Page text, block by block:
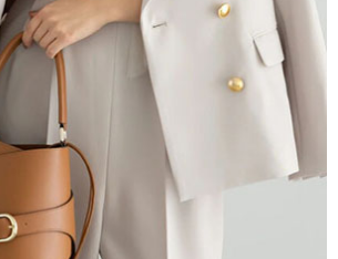
有限公司提供之「AFTEE先享後付」服務完成之交
圍內提供個人資料，並將交易相關給付款項請求債
有限公司。
宜，請瀏覽以下網址：
先徵得法定代理人或監護人之同意方可使用
若未經同意申辦者引起之損失，本公司不負相關責
後付」時，將依據個別帳號之用戶狀況，依本公司即
度；若仍有額度不足之情形，本公司將視審查結果
號或使用他人資訊註冊。若發現惡意使用之情形，
有權停止該用戶之使用額度並採取法律行動。
含以上)免運費
含以上)免運費
含以上)免運費